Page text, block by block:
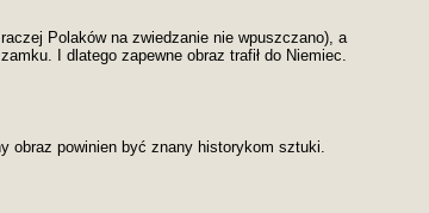
Polaków na zwiedzanie nie wpuszczano), a
I dlatego zapewne obraz trafił do Niemiec.
obraz powinien być znany historykom sztuki.